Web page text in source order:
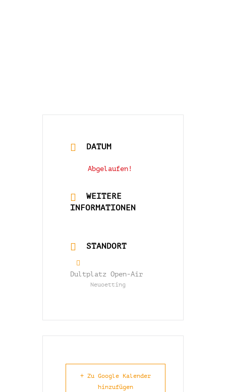
DATUM
Abgelaufen!
WEITERE
INFORMATIONEN
STANDORT
Dultplatz Open-Air
Neuoetting
+ Zu Google Kalender
hinzufügen